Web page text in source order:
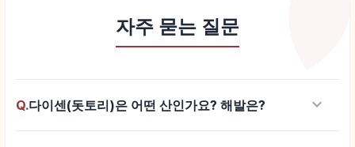
자주 묻는 질문
Q.다이센(돗토리)은 어떤 산인가요? 해발은? keyboard_arrow_down